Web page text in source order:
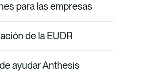
para las empresas
de la EUDR
ayudar Anthesis